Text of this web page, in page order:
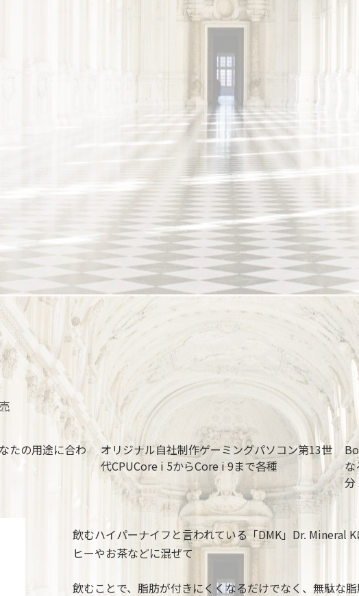
たの用途に合わ
オリジナル自社制作ゲーミングパソコン第13世
代CPUCore i 5からCore i 9まで各種
分
飲むハイパーナイフと言われている「DMK」Dr. Mineral
ヒーやお茶などに混ぜて
飲むことで、脂肪が付きにくくなるだけでなく、無駄な